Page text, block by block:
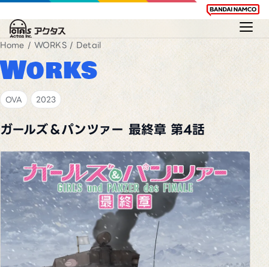
Home / WORKS/ Detail
Works
OVA 2023
ガールズ＆パンツァー 最終章 第4話